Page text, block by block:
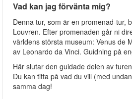
Vad kan jag förvänta mig?
Denna tur, som är en promenad-tur,
Louvren. Efter promenaden går ni
världens största museum: Venus de
av Leonardo da Vinci. Guidning på
Här slutar den guidade delen av
Du kan titta på vad du vill (med
samma dag!